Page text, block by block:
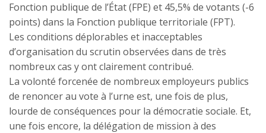
Fonction publique de l’État (FPE) et 45,5% de votants (-6
points) dans la Fonction publique territoriale (FPT).
Les conditions déplorables et inacceptables
d’organisation du scrutin observées dans de très
nombreux cas y ont clairement contribué.
La volonté forcenée de nombreux employeurs publics
de renoncer au vote à l’urne est, une fois de plus,
lourde de conséquences pour la démocratie sociale. Et,
une fois encore, la délégation de mission à des